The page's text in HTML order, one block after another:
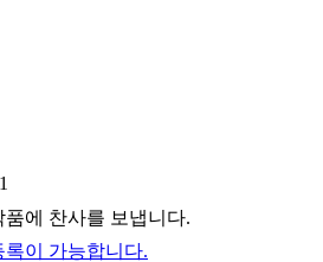
에 찬사를 보냅니다.
이 가능합니다.